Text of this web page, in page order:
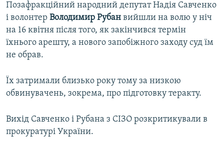
Позафракційний народний депутат Надія Савченко
і волонтер Володимир Рубан вийшли на волю у ніч
на 16 квітня після того, як закінчився термін
їхнього арешту, а нового запобіжного заходу суд їм
не обрав.
Їх затримали близько року тому за низкою
обвинувачень, зокрема, про підготовку теракту.
Вихід Савченко і Рубана з СІЗО розкритикували в
прокуратурі України.